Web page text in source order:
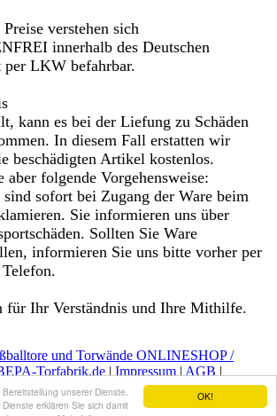
OK!
unserer Dienste.
erklären Sie sich damit
verstehen sich
innerhalb des Deutschen
per LKW befahrbar.
kann es bei der Liefung zu Schäden
In diesem Fall erstatten wir
beschädigten Artikel kostenlos.
aber folgende Vorgehensweise:
sind sofort bei Zugang der Ware beim
Sie informieren uns über
Sollten Sie Ware
informieren Sie uns bitte vorher per
für Ihr Verständnis und Ihre Mithilfe.
und Torwände ONLINESHOP /
Torfabrik.de | Impressum | AGB |
| Datenschutz Versandkosten